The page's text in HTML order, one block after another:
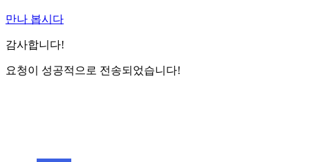
만나 봅시다
감사합니다!
요청이 성공적으로 전송되었습니다!